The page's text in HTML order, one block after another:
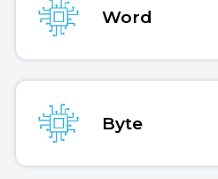
Word
Byte